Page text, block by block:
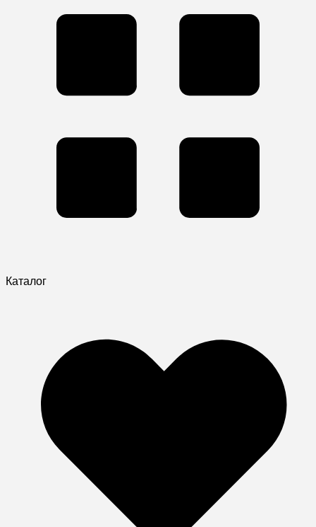
Каталог